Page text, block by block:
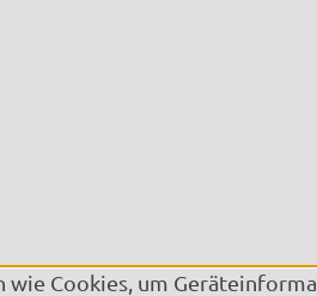
Cookies, um